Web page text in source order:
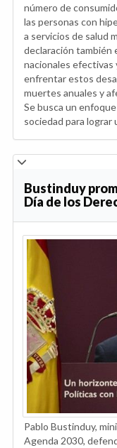
número de
las personas con
a servicios de salud
declaración también
nacionales efectivas
enfrentar estos
muertes anuales y
Se busca un
sociedad para
Bustinduy
Día de los
Pablo Bustinduy,
Agenda 2030,